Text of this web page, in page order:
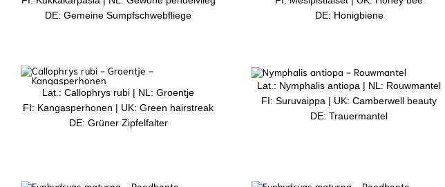
DE: Gemeine Sumpfschwebfliege
DE: Honigbiene
Lat.: Callophrys rubi | NL: Groentje
FI: Kangasperhonen | UK: Green hairstreak
DE: Grüner Zipfelfalter
Lat.: Nymphalis antiopa | NL: Rouwmantel
FI: Suruvaippa | UK: Camberwell beauty
DE: Trauermantel